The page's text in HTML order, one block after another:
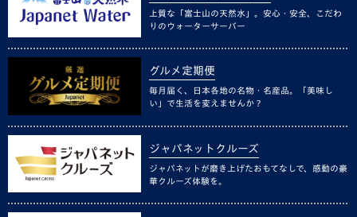
上質な「富士山の天然水」。安心・安全、こだわ
りのウォーターサーバー
グルメ定期便
毎月届く、日本各地の名物・名産品。「美味し
い」で生活を変えませんか？
ジャパネットクルーズ
ジャパネットが磨き上げたおもてなしで、感動の豪
華クルーズ体験を。